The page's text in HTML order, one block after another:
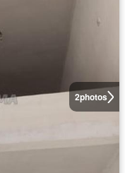
2photos